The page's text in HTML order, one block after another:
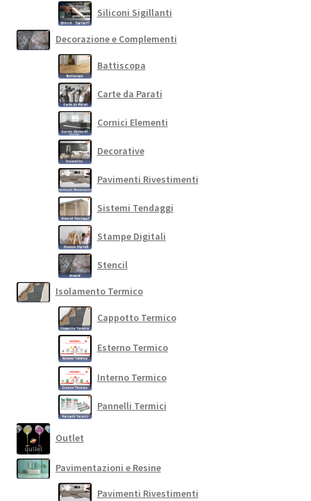
Siliconi Sigillanti
Decorazione e Complementi
Battiscopa
Carte da Parati
Cornici Elementi
Decorative
Pavimenti Rivestimenti
Sistemi Tendaggi
Stampe Digitali
Stencil
Isolamento Termico
Cappotto Termico
Esterno Termico
Interno Termico
Pannelli Termici
Outlet
Pavimentazioni e Resine
Pavimenti Rivestimenti